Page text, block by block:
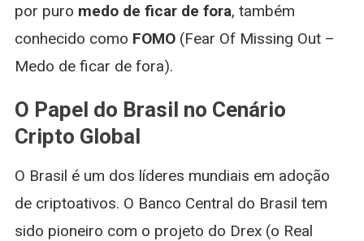
por puro medo de ficar de fora, também
conhecido como FOMO (Fear Of Missing Out –
Medo de ficar de fora).
O Papel do Brasil no Cenário
Cripto Global
O Brasil é um dos líderes mundiais em adoção
de criptoativos. O Banco Central do Brasil tem
sido pioneiro com o projeto do Drex (o Real